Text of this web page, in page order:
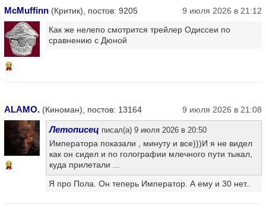
McMuffinn (Критик), постов: 9205 9 июля 2026 в 21:12
11
Как же нелепо смотрится трейлер Одиссеи по
сравнению с Дюной
ALAMO. (Киноман), постов: 13164 9 июля 2026 в 21:08
11
Летописец писал(а) 9 июля 2026 в 20:50
Императора показали , минуту и все)))И я не видел
как он сидел и по голографии млечного пути тыкал,
куда прилетали ...
Я про Пола. Он теперь Император. А ему и 30 нет..